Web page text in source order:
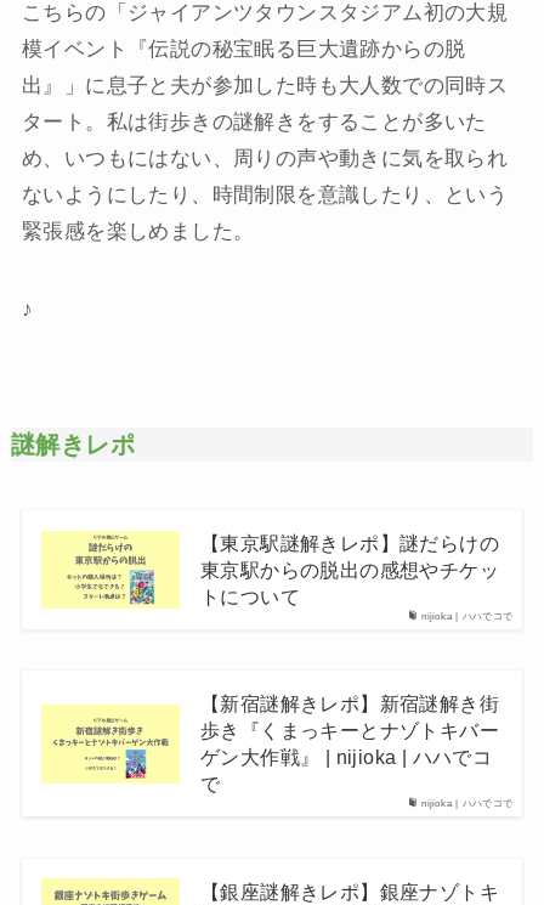
こちらの「ジャイアンツタウンスタジアム初の大規
模イベント『伝説の秘宝眠る巨大遺跡からの脱
出』」に息子と夫が参加した時も大人数での同時ス
タート。私は街歩きの謎解きをすることが多いた
め、いつもにはない、周りの声や動きに気を取られ
ないようにしたり、時間制限を意識したり、という
緊張感を楽しめました。
♪
謎解きレポ
nijioka | ハハでコで
【東京駅謎解きレポ】謎だらけの
東京駅からの脱出の感想やチケッ
トについて
nijioka | ハハでコで
【新宿謎解きレポ】新宿謎解き街
歩き『くまっキーとナゾトキバー
ゲン大作戦』 | nijioka | ハハでコ
で
【銀座謎解きレポ】銀座ナゾトキ